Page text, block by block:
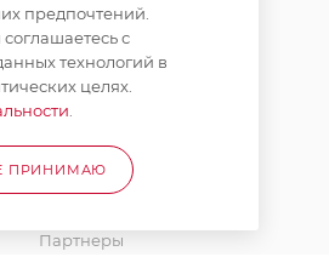
КОМПАНИЯ
О компании
Новости
Юридическим лицам
Партнеры
предпочтений.
с
технологий в
целях.
ПРИНИМАЮ